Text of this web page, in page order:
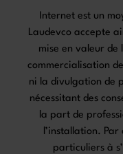
Internet est un
Laudevco accepte
mise en valeur de
commercialisation
ni la divulgation de
nécessitant des
la part de
l’installation.
particuliers à